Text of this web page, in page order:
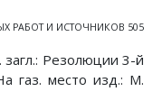
РАБОТ И ИСТОЧНИКОВ 505
Резолюции 3-й
газ. место изд.: М.